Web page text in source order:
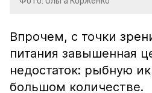
Впрочем, с точки
питания завышенная
недостаток: рыбную
большом количестве.